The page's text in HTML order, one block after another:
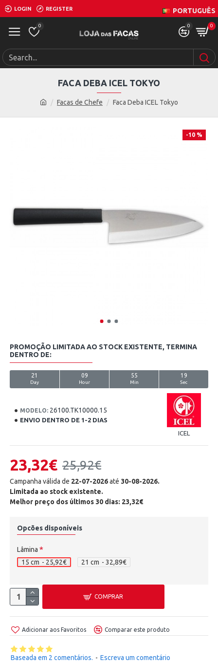
LOGIN REGISTER PORTUGUÊS
0 0 0
Facas de Chefe Faca Deba ICEL Tokyo
FACA DEBA ICEL TOKYO
-10 %
MODELO: 26100.TK10000.15
ENVIO DENTRO DE 1-2 DIAS
ICEL
Baseada em 2 comentários. - Escreva um comentário
PROMOÇÃO LIMITADA AO STOCK EXISTENTE, TERMINA
DENTRO DE:
21
Day
09
Hour
55
Min
18
Sec
23,32€ 25,92€
Campanha válida de 22-07-2026até 30-08-2026.
Limitada ao stock existente.
Melhor preço dos últimos 30 dias: 23,32€
Opcões disponíveis
Lâmina
15 cm - 25,92€ 21 cm - 32,89€
COMPRAR
Adicionar aos Favoritos Comparar este produto